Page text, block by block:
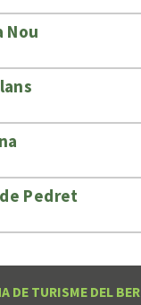
Nou
Pedret
DE TURISME DEL